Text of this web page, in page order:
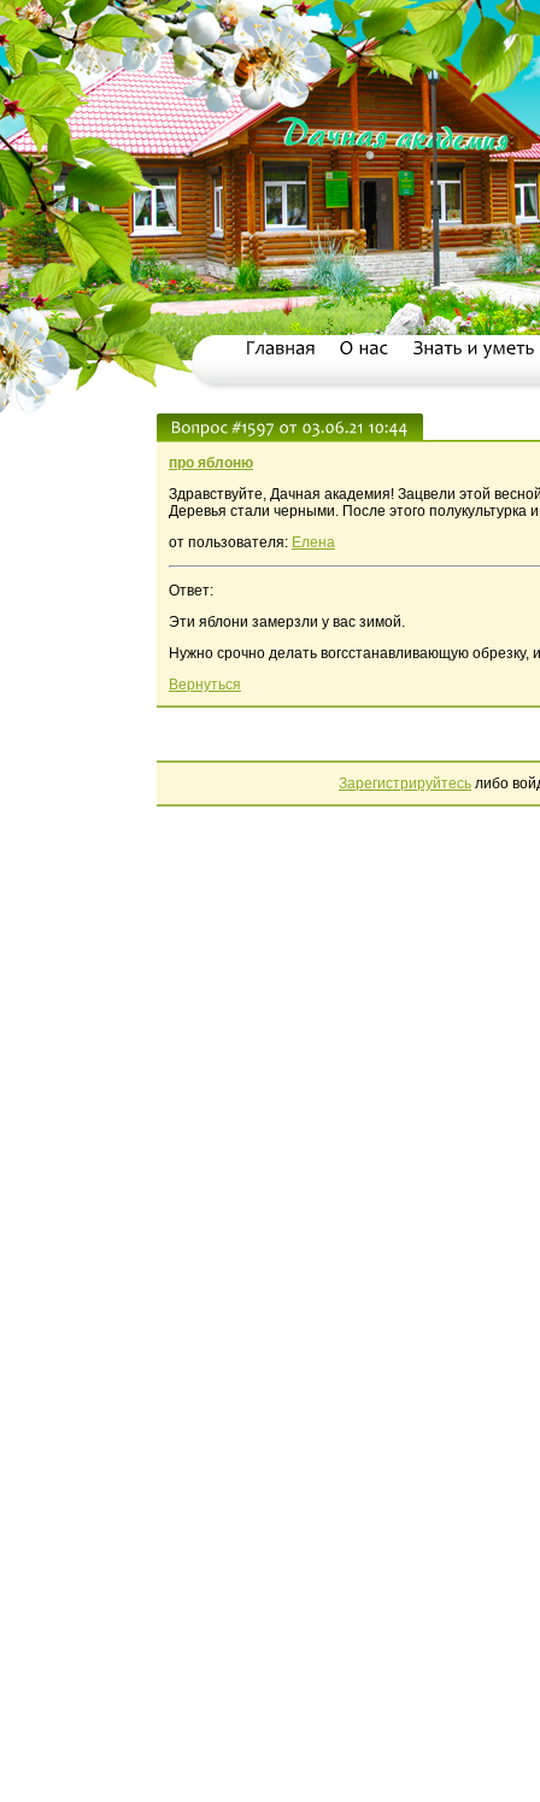
про яблоню
Здравствуйте, Дачная академия! Зацвели этой
Деревья стали черными. После этого полукультурка
от пользователя: Елена
Ответ:
Эти яблони замерзли у вас зимой.
Нужно срочно делать вогсстанавливающую обрезку,
Вернуться
Зарегистрируйтесь либо